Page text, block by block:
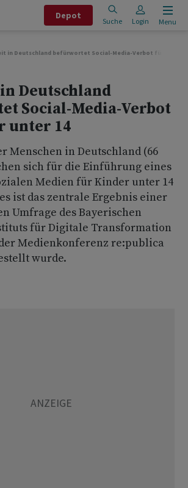
Depot
Suche Login Menu
in Deutschland befürwortet Social-Media-Verbot für Kinder
Deutschland
Social-Media-Verbot
unter 14
Menschen in Deutschland (66
sich für die Einführung eines
Medien für Kinder unter 14
ist das zentrale Ergebnis einer
Umfrage des Bayerischen
für Digitale Transformation
Medienkonferenz re:publica
wurde.